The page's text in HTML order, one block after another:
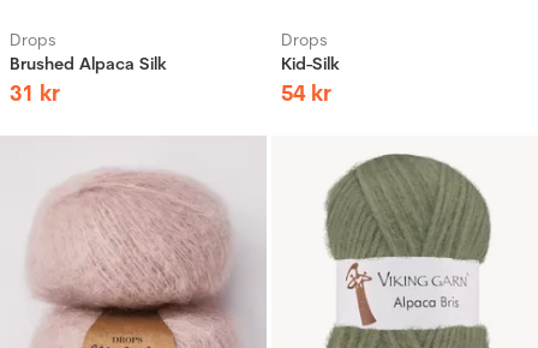
Drops
Brushed Alpaca Silk
31 kr
Drops
Kid-Silk
54 kr